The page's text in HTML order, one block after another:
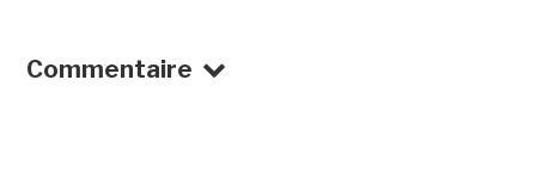
Commentaire